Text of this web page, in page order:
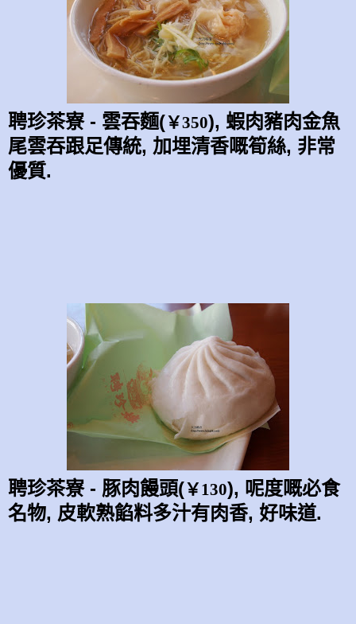
聘珍茶寮 - 雲吞麵(￥350), 蝦肉豬肉金魚
尾雲吞跟足傳統, 加埋清香嘅筍絲, 非常
優質.
聘珍茶寮 - 豚肉饅頭(￥130), 呢度嘅必食
名物, 皮軟熟餡料多汁有肉香, 好味道.